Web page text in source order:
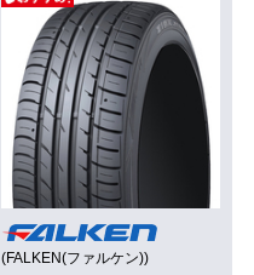
(FALKEN(ファルケン))